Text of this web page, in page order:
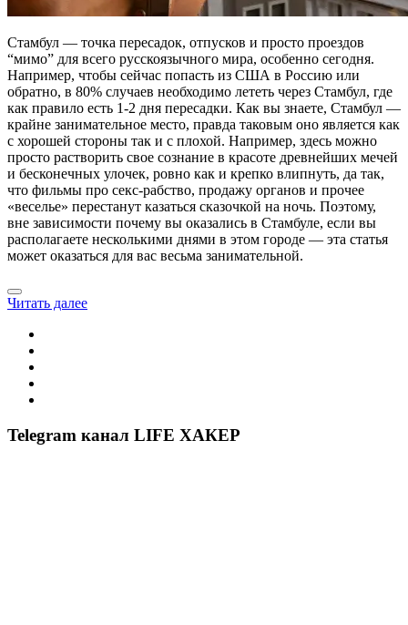
Стамбул — точка пересадок, отпусков и просто проездов
“мимо” для всего русскоязычного мира, особенно сегодня.
Например, чтобы сейчас попасть из США в Россию или
обратно, в 80% случаев необходимо лететь через Стамбул, где
как правило есть 1-2 дня пересадки. Как вы знаете, Стамбул —
крайне занимательное место, правда таковым оно является как
с хорошей стороны так и с плохой. Например, здесь можно
просто растворить свое сознание в красоте древнейших мечей
и бесконечных улочек, ровно как и крепко влипнуть, да так,
что фильмы про секс-рабство, продажу органов и прочее
«веселье» перестанут казаться сказочкой на ночь. Поэтому,
вне зависимости почему вы оказались в Стамбуле, если вы
располагаете несколькими днями в этом городе — эта статья
может оказаться для вас весьма занимательной.
Читать далее
Telegram канал LIFE ХАКЕР